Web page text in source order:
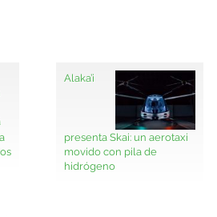
Alaka’i
presenta Skai: un aerotaxi
movido con pila de
hidrógeno